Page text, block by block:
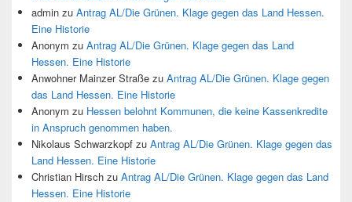
admin zu Antrag AL/Die Grünen. Klage gegen das Land Hessen.
Eine Historie
Anonym zu Antrag AL/Die Grünen. Klage gegen das Land
Hessen. Eine Historie
Anwohner Mainzer Straße zu Antrag AL/Die Grünen. Klage gegen
das Land Hessen. Eine Historie
Anonym zu Hessen belohnt Kommunen, die keine Kassenkredite
in Anspruch genommen haben.
Nikolaus Schwarzkopf zu Antrag AL/Die Grünen. Klage gegen das
Land Hessen. Eine Historie
Christian Hirsch zu Antrag AL/Die Grünen. Klage gegen das Land
Hessen. Eine Historie